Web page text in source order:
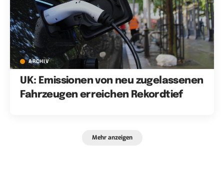
ARCHIV
UK: Emissionen von neu zugelassenen
Fahrzeugen erreichen Rekordtief
Mehr anzeigen